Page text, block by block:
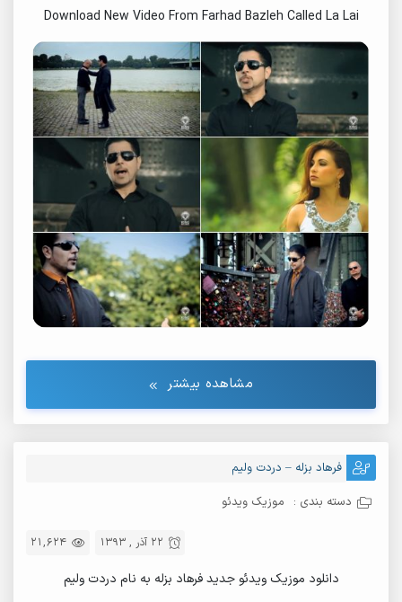
Download New Video From Farhad Bazleh Called La Lai
مشاهده بیشتر
فرهاد بزله – دردت ولیم
دسته بندی : موزیک ویدئو
21,624 22 آذر , 1393
دانلود موزیک ویدئو جدید فرهاد بزله به نام دردت ولیم